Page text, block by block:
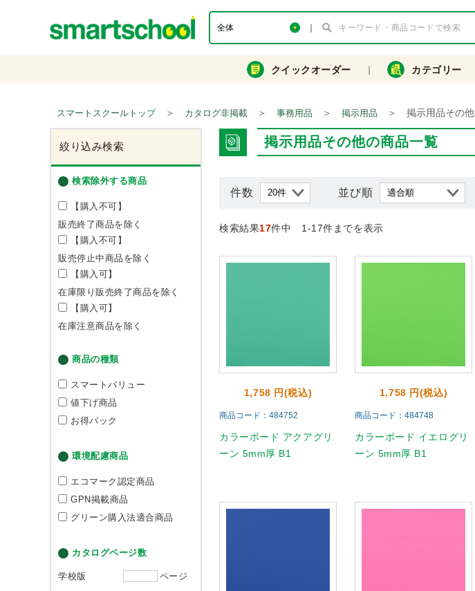
クイックオーダー カテゴリー
スマートスクールトップ ＞ カタログ非掲載 ＞ 事務用品 ＞ 掲示用品 ＞ 掲示用品その他
絞り込み検索
検索除外する商品
【購入不可】
販売終了商品を除く
【購入不可】
販売停止中商品を除く
【購入可】
在庫限り販売終了商品を除く
【購入可】
在庫注意商品を除く
商品の種類
スマートバリュー
値下げ商品
お得パック
環境配慮商品
エコマーク認定商品
GPN掲載商品
グリーン購入法適合商品
カタログページ数
学校版
ページ
掲示用品その他の商品一覧
件数 並び順
検索結果17件中 1-17件までを表示
1,758 円(税込)
商品コード：484752
カラーボード アクアグリ
ーン 5mm厚 B1
1,758 円(税込)
商品コード：484748
カラーボード イエログリ
ーン 5mm厚 B1